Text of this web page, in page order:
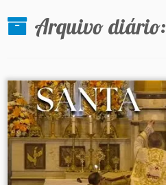
Expediente Paroquial
Acesse Também
Contato
Arquivo diário: